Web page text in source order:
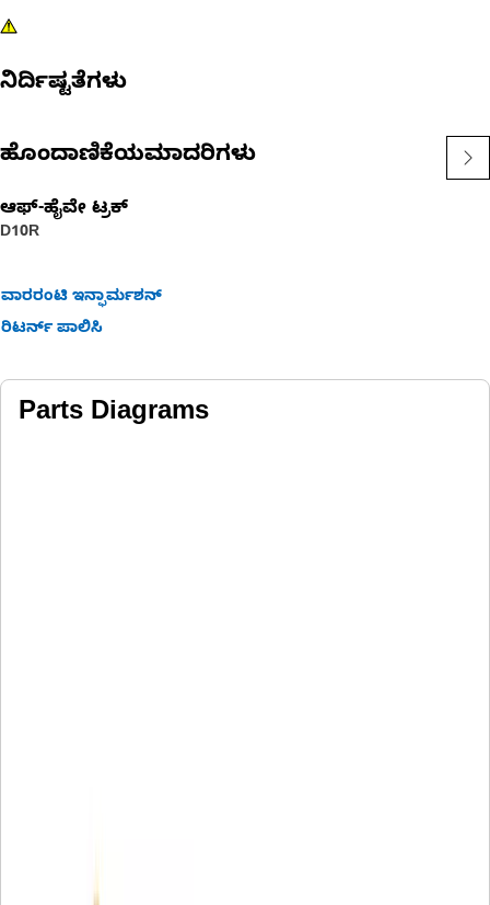
ನಿರ್ದಿಷ್ಟತೆಗಳು
ಹೊಂದಾಣಿಕೆಯಮಾದರಿಗಳು
ಆಫ್-ಹೈವೇ ಟ್ರಕ್​
D10R
ವಾರರಂಟಿ ಇನ್ಫಾರ್ಮಶನ್
ರಿಟರ್ನ್ ಪಾಲಿಸಿ
Parts Diagrams